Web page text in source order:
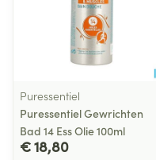
Puressentiel
Puressentiel Gewrichten
Bad 14 Ess Olie 100ml
€ 18,80